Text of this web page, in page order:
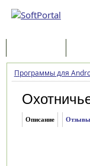
Программы для
Описание Отзывы